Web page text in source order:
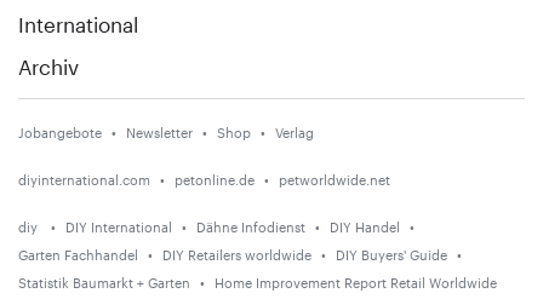
International
Archiv
Jobangebote Newsletter Shop Verlag
diyinternational.com petonline.de petworldwide.net
diy DIY International Dähne Infodienst
DIY Handel
Garten Fachhandel
DIY Retailers worldwide
DIY Buyers' Guide
Statistik Baumarkt + Garten
Home Improvement Report Retail Worldwide